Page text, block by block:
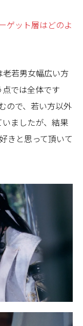
ゲット層はどのよ
若男女幅広い方
では全体です
ので、若い方以外
ましたが、結果
きと思って頂いて